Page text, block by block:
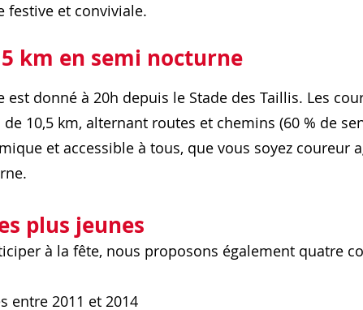
festive et conviviale.
km en semi nocturne
donné à 20h depuis le Stade des Taillis. Les
10,5 km, alternant routes et chemins (60 % de
et accessible à tous, que vous soyez coureur
plus jeunes
à la fête, nous proposons également quatre
entre 2011 et 2014